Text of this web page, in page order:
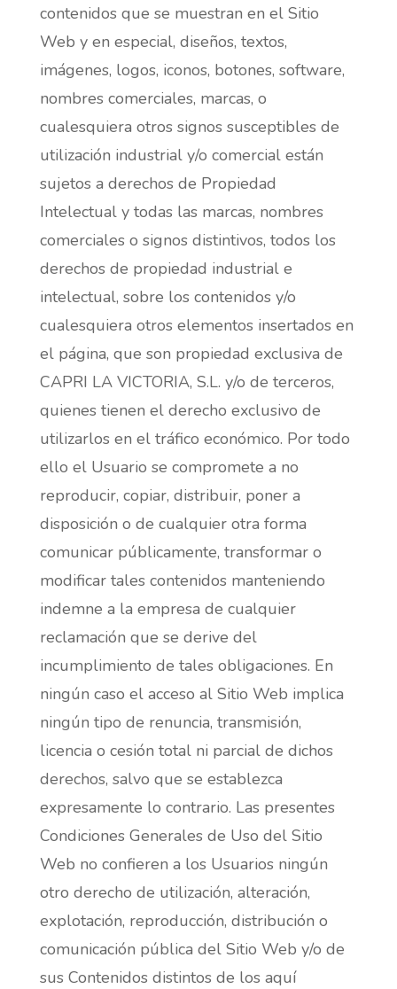
contenidos que se muestran en el Sitio
Web y en especial, diseños, textos,
imágenes, logos, iconos, botones, software,
nombres comerciales, marcas, o
cualesquiera otros signos susceptibles de
utilización industrial y/o comercial están
sujetos a derechos de Propiedad
Intelectual y todas las marcas, nombres
comerciales o signos distintivos, todos los
derechos de propiedad industrial e
intelectual, sobre los contenidos y/o
cualesquiera otros elementos insertados en
el página, que son propiedad exclusiva de
CAPRI LA VICTORIA, S.L. y/o de terceros,
quienes tienen el derecho exclusivo de
utilizarlos en el tráfico económico. Por todo
ello el Usuario se compromete a no
reproducir, copiar, distribuir, poner a
disposición o de cualquier otra forma
comunicar públicamente, transformar o
modificar tales contenidos manteniendo
indemne a la empresa de cualquier
reclamación que se derive del
incumplimiento de tales obligaciones. En
ningún caso el acceso al Sitio Web implica
ningún tipo de renuncia, transmisión,
licencia o cesión total ni parcial de dichos
derechos, salvo que se establezca
expresamente lo contrario. Las presentes
Condiciones Generales de Uso del Sitio
Web no confieren a los Usuarios ningún
otro derecho de utilización, alteración,
explotación, reproducción, distribución o
comunicación pública del Sitio Web y/o de
sus Contenidos distintos de los aquí